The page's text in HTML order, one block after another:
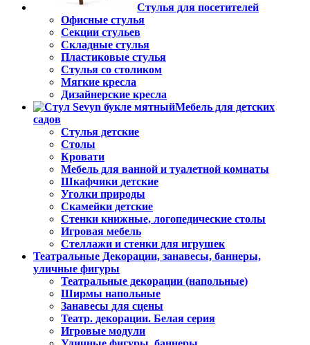
Стулья для посетителей
Офисные стулья
Секции стульев
Складные стулья
Пластиковые стулья
Стулья со столиком
Мягкие кресла
Дизайнерские кресла
Мебель для детских
садов
Стулья детские
Столы
Кровати
Мебель для ванной и туалетной комнаты
Шкафчики детские
Уголки природы
Скамейки детские
Стенки книжные, логопедические столы
Игровая мебель
Стеллажи и стенки для игрушек
Театральные Декорации, занавесы, баннеры,
уличные фигуры
Театральные декорации (напольные)
Ширмы напольные
Занавесы для сцены
Театр. декорации. Белая серия
Игровые модули